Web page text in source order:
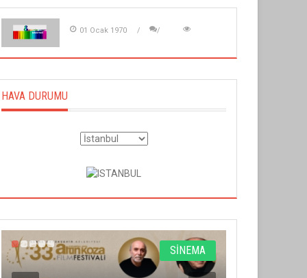
01 Ocak 1970
HAVA DURUMU
SİNEMA